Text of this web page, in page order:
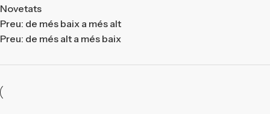
Novetats
Preu: de més baix a més alt
Preu: de més alt a més baix